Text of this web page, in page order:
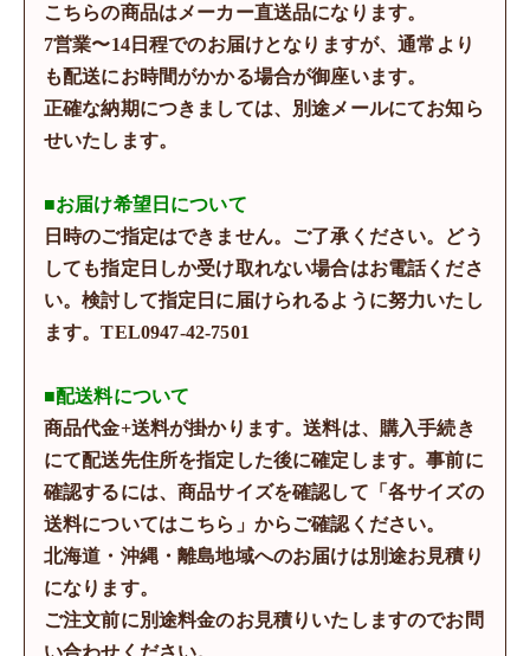
こちらの商品はメーカー直送品になります。
7営業〜14日程でのお届けとなりますが、通常より
も配送にお時間がかかる場合が御座います。
正確な納期につきましては、別途メールにてお知ら
せいたします。
■お届け希望日について
日時のご指定はできません。ご了承ください。どう
しても指定日しか受け取れない場合はお電話くださ
い。検討して指定日に届けられるように努力いたし
ます。TEL0947-42-7501
■配送料について
商品代金+送料が掛かります。送料は、購入手続き
にて配送先住所を指定した後に確定します。事前に
確認するには、商品サイズを確認して「各サイズの
送料についてはこちら」からご確認ください。
北海道・沖縄・離島地域へのお届けは別途お見積り
になります。
ご注文前に別途料金のお見積りいたしますのでお問
い合わせください。